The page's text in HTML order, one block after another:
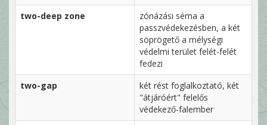
two-deep zone
zónázási séma a
passzvédekezésben, a két
söprögető a mélységi
védelmi terület felét-felét
fedezi
two-gap
két rést foglalkoztató, két
"átjáróért" felelős
védekező-falember